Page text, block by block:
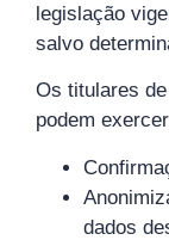
legislação
salvo
Os titulares
podem
dados